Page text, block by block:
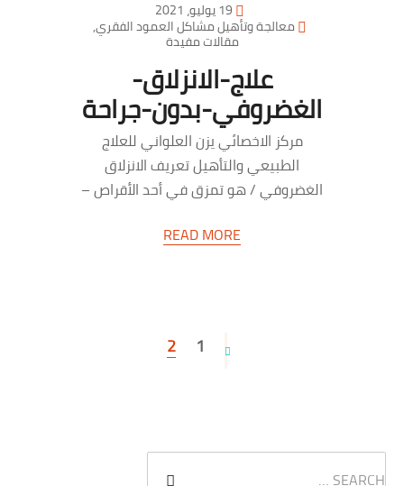
معالجة وتأهيل مشاكل العمود الفقري,
مقالات مفيدة
علاج-الانزلاق-
الغضروفي-بدون-جراحة
مركز الاخصائي يزن العلواني للعلاج
الطبيعي والتأهيل تعريف الانزلاق
الغضروفي / هو تمزق في أحد الأقراص –
READ MORE
1
2